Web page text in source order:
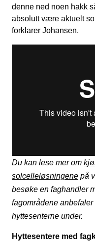
denne ned noen hakk
absolutt være aktuelt
forklarer Johansen.
Du kan lese mer om
solcelleløsningene på
besøke en faghandler
fagområdene
hyttesenterne under.
Hyttesentere med